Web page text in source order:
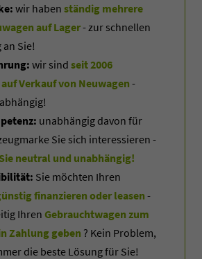
wir haben ständig mehrere
auf Lager- zur schnellen
Sie!
wir sind seit 2006
Verkauf von Neuwagen -
unabhängig davon für
Sie sich interessieren -
neutral und unabhängig!
Sie möchten Ihren
finanzieren oder leasen -
Ihren Gebrauchtwagen zum
Zahlung geben ? Kein Problem,
die beste Lösung für Sie!